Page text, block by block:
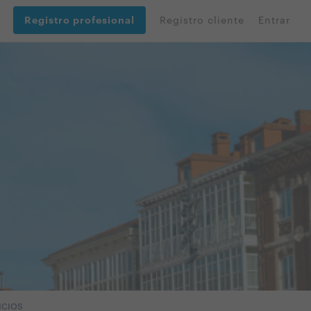
Registro profesional Registro cliente Entrar